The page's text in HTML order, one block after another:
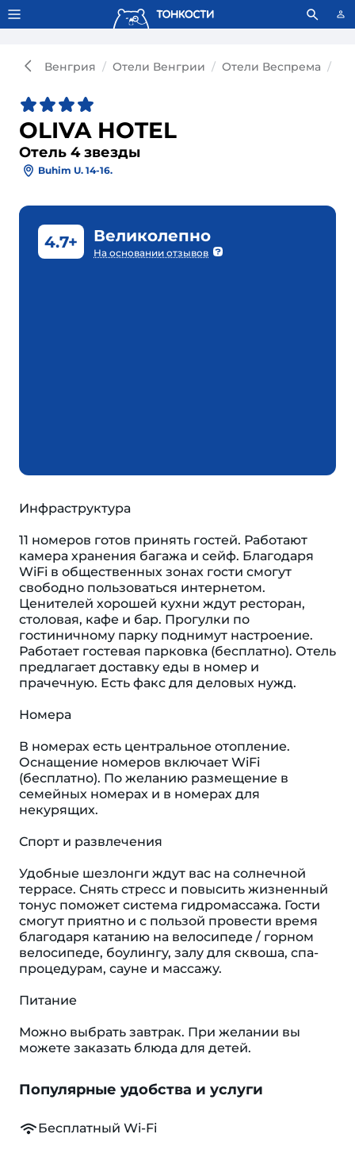
Тонкости используют сookie-файлы. Что это значит?
Венгрия Отели Венгрии Отели Веспрема
OLIVA HOTEL
Отель 4 звезды
Buhim U. 14-16.
4.7+ Великолепно
На основании отзывов
Инфраструктура
11 номеров готов принять гостей. Работают
камера хранения багажа и сейф. Благодаря
WiFi в общественных зонах гости смогут
свободно пользоваться интернетом.
Ценителей хорошей кухни ждут ресторан,
столовая, кафе и бар. Прогулки по
гостиничному парку поднимут настроение.
Работает гостевая парковка (бесплатно). Отель
предлагает доставку еды в номер и
прачечную. Есть факс для деловых нужд.
Номера
В номерах есть центральное отопление.
Оснащение номеров включает WiFi
(бесплатно). По желанию размещение в
семейных номерах и в номерах для
некурящих.
Спорт и развлечения
Удобные шезлонги ждут вас на солнечной
террасе. Снять стресс и повысить жизненный
тонус поможет система гидромассажа. Гости
смогут приятно и с пользой провести время
благодаря катанию на велосипеде / горном
велосипеде, боулингу, залу для сквоша, спа-
процедурам, сауне и массажу.
Питание
Можно выбрать завтрак. При желании вы
можете заказать блюда для детей.
Популярные удобства и услуги
Бесплатный Wi-Fi